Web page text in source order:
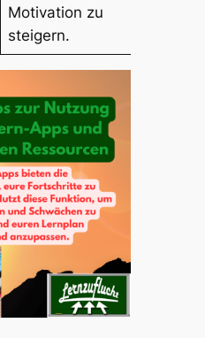
Motivation zu
steigern.